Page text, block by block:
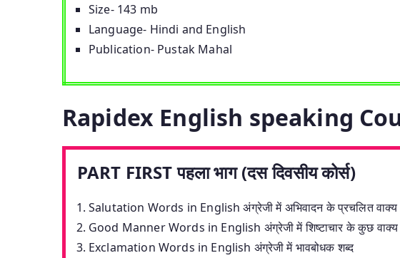
Size- 143 mb
Language- Hindi and English
Publication- Pustak Mahal
Rapidex English speaking
PART FIRST पहला भाग (दस दिवसीय कोर्स)
Salutation Words in English अंग्रेजी में अभिवादन के प्रचलित वाक्य
Good Manner Words in English अंग्रेजी में शिष्टाचार के कुछ वाक्य
Exclamation Words in English अंग्रेजी में भावबोधक शब्द